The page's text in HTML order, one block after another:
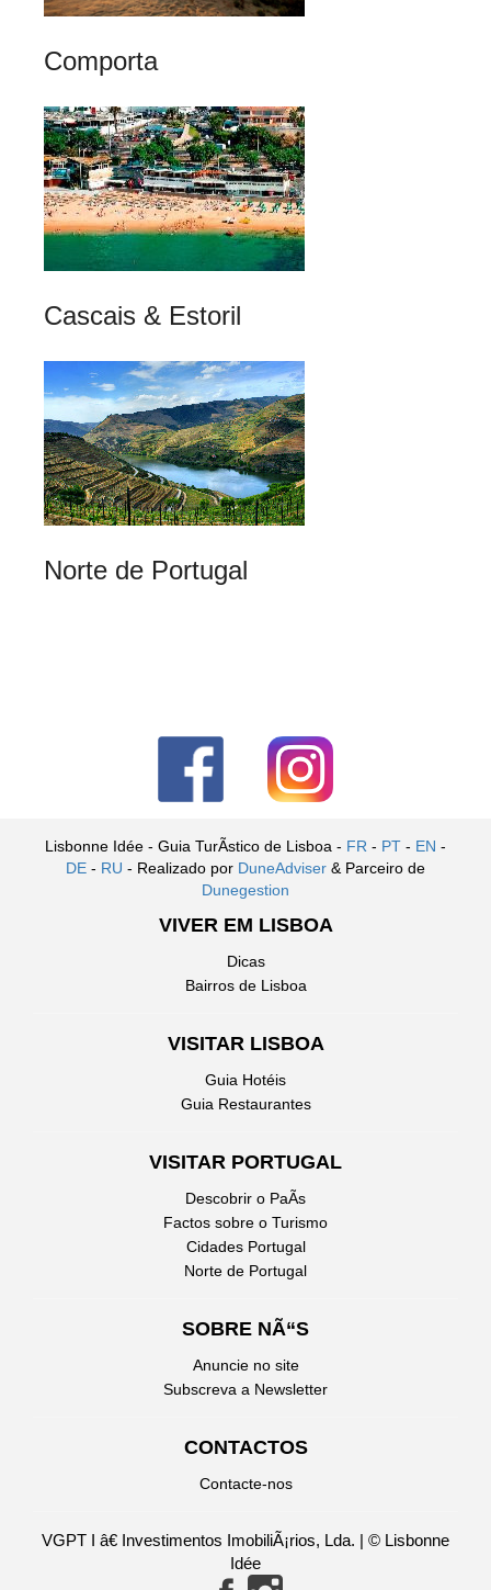
Comporta
Cascais & Estoril
Norte de Portugal
Lisbonne Idée - Guia TurÃ­stico de Lisboa - FR - PT - EN -
DE - RU - Realizado por DuneAdviser & Parceiro de
Dunegestion
VIVER EM LISBOA
Dicas
Bairros de Lisboa
VISITAR LISBOA
Guia Hotéis
Guia Restaurantes
VISITAR PORTUGAL
Descobrir o PaÃ­s
Factos sobre o Turismo
Cidades Portugal
Norte de Portugal
SOBRE NÃ“S
Anuncie no site
Subscreva a Newsletter
CONTACTOS
Contacte-nos
VGPT I â€ Investimentos ImobiliÃ¡rios, Lda. | © Lisbonne
Idée